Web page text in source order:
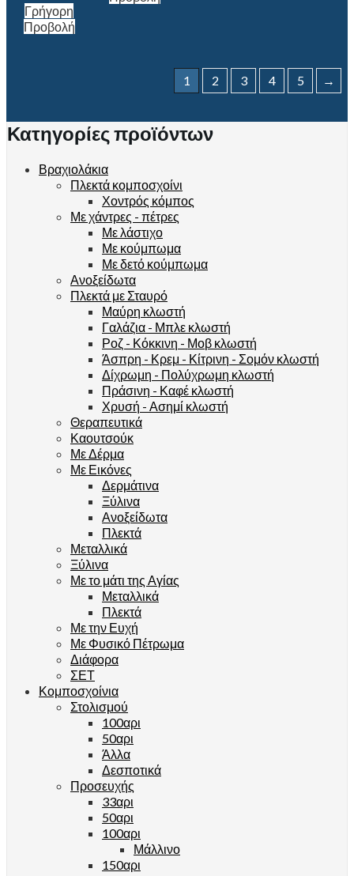
Γρήγορη
Προβολή
1 2 3 4 5 →
Κατηγορίες προϊόντων
Βραχιολάκια
Πλεκτά κομποσχοίνι
Χοντρός κόμπος
Με χάντρες - πέτρες
Με λάστιχο
Με κούμπωμα
Με δετό κούμπωμα
Ανοξείδωτα
Πλεκτά με Σταυρό
Μαύρη κλωστή
Γαλάζια - Μπλε κλωστή
Ροζ - Κόκκινη - Μοβ κλωστή
Άσπρη - Κρεμ - Κίτρινη - Σομόν κλωστή
Δίχρωμη - Πολύχρωμη κλωστή
Πράσινη - Καφέ κλωστή
Χρυσή - Ασημί κλωστή
Θεραπευτικά
Καουτσούκ
Με Δέρμα
Με Εικόνες
Δερμάτινα
Ξύλινα
Ανοξείδωτα
Πλεκτά
Μεταλλικά
Ξύλινα
Με το μάτι της Αγίας
Μεταλλικά
Πλεκτά
Με την Ευχή
Με Φυσικό Πέτρωμα
Διάφορα
ΣΕΤ
Κομποσχοίνια
Στολισμού
100αρι
50αρι
Άλλα
Δεσποτικά
Προσευχής
33αρι
50αρι
100αρι
Μάλλινο
150αρι